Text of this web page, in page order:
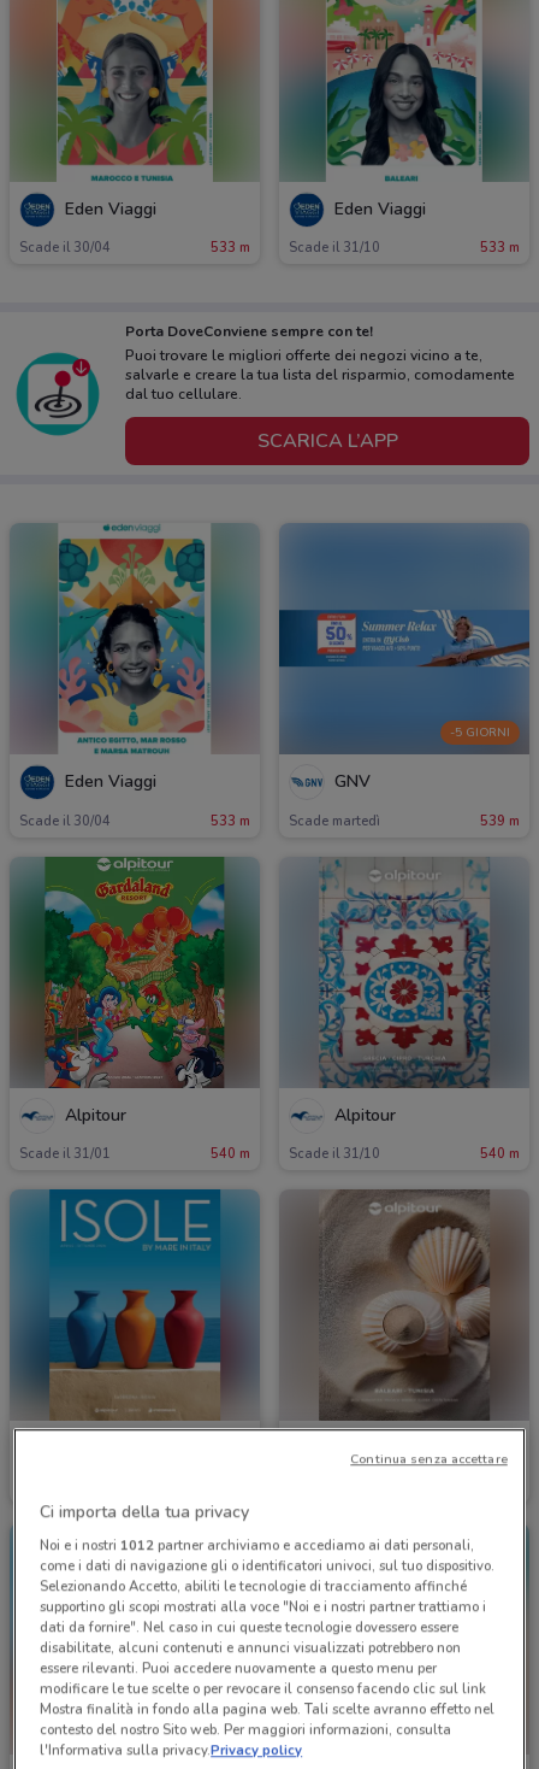
Eden Viaggi
Scade il 30/04 533 m
Eden Viaggi
Scade il 31/10 533 m
Porta DoveConviene sempre con te!
Puoi trovare le migliori offerte dei negozi vicino a te,
salvarle e creare la tua lista del risparmio, comodamente
dal tuo cellulare.
SCARICA L’APP
Eden Viaggi
Scade il 30/04 533 m
-5 GIORNI
GNV
Scade martedì 539 m
Alpitour
Scade il 31/01 540 m
Alpitour
Scade il 31/10 540 m
Ci importa della tua privacy
Noi e i nostri 1012partner archiviamo e accediamo ai dati personali,
come i dati di navigazione gli o identificatori univoci, sul tuo dispositivo.
Selezionando Accetto, abiliti le tecnologie di tracciamento affinché
supportino gli scopi mostrati alla voce "Noi e i nostri partner trattiamo i
dati da fornire". Nel caso in cui queste tecnologie dovessero essere
disabilitate, alcuni contenuti e annunci visualizzati potrebbero non
essere rilevanti. Puoi accedere nuovamente a questo menu per
modificare le tue scelte o per revocare il consenso facendo clic sul link
Mostra finalità in fondo alla pagina web. Tali scelte avranno effetto nel
contesto del nostro Sito web. Per maggiori informazioni, consulta
l'Informativa sulla privacy.Privacy policy
Continua senza accettare